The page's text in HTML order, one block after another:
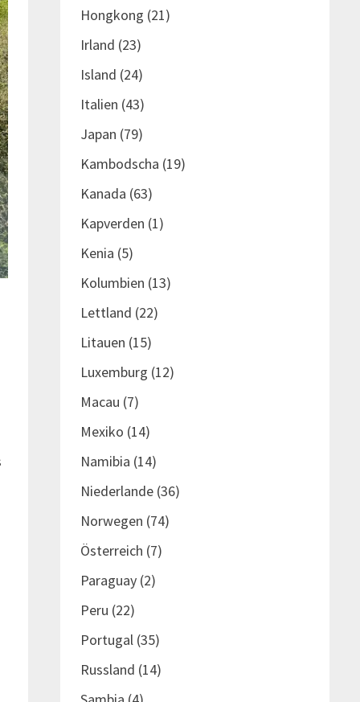
Hongkong (21)
Irland (23)
Island (24)
Italien (43)
Japan (79)
Kambodscha (19)
Kanada (63)
Kapverden (1)
Kenia (5)
Kolumbien (13)
Lettland (22)
Litauen (15)
Luxemburg (12)
Macau (7)
Mexiko (14)
Namibia (14)
Niederlande(36)
Norwegen (74)
Österreich (7)
Paraguay(2)
Peru (22)
Portugal(35)
Russland (14)